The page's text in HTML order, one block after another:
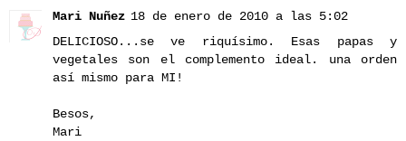
Mari Nuñez 18 de enero de 2010 a las 5:02
DELICIOSO...se ve riquísimo. Esas papas y
vegetales son el complemento ideal. una orden
así mismo para MI!
Besos,
Mari